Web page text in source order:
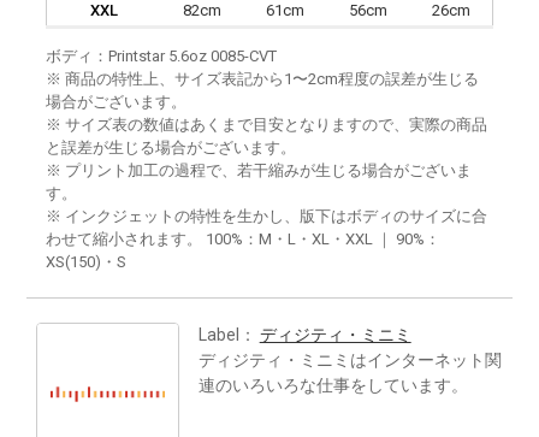
XXL
82cm 61cm 56cm 26cm
ボディ：Printstar 5.6oz 0085-CVT
※ 商品の特性上、サイズ表記から1〜2cm程度の誤差が生じる
場合がございます。
※ サイズ表の数値はあくまで目安となりますので、実際の商品
と誤差が生じる場合がございます。
※ プリント加工の過程で、若干縮みが生じる場合がございま
す。
※ インクジェットの特性を生かし、版下はボディのサイズに合
わせて縮小されます。 100%：M・L・XL・XXL ｜ 90%：
XS(150)・S
Label： ディジティ・ミニミ
ディジティ・ミニミはインターネット関
連のいろいろな仕事をしています。